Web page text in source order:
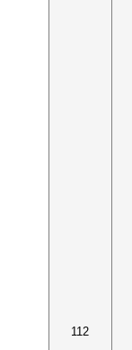
112